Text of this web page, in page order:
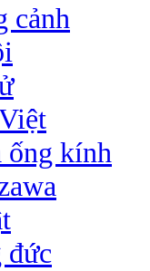
cảnh
ống kính
đức